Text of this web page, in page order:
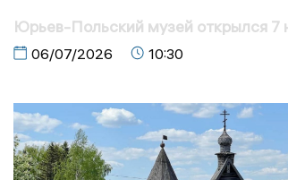
Юрьев-Польский музей открылся 7
06/07/2026 10:30